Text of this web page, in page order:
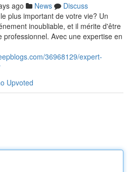
ago News
Discuss
plus important de votre vie? Un
inoubliable, et il mérite d'être
Avec une expertise en
36968129/expert-
Upvoted